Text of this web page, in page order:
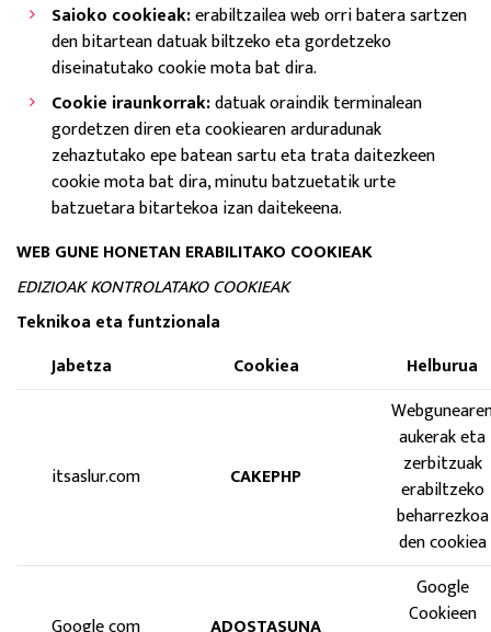
Saioko cookieak:erabiltzailea web orri batera sartzen
den bitartean datuak biltzeko eta gordetzeko
diseinatutako cookie mota bat dira.
Cookie iraunkorrak:datuak oraindik terminalean
gordetzen diren eta cookiearen arduradunak
zehaztutako epe batean sartu eta trata daitezkeen
cookie mota bat dira, minutu batzuetatik urte
batzuetara bitartekoa izan daitekeena.
WEB GUNE HONETAN ERABILITAKO COOKIEAK
EDIZIOAK KONTROLATAKO COOKIEAK
Teknikoa eta funtzionala
Jabetza
Cookiea Helburua
itsaslur.com CAKEPHP
aukerak eta
zerbitzuak
erabiltzeko
beharrezkoa
den cookiea
Google
Cookieen